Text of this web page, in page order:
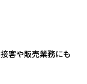
接客や販売業務にも